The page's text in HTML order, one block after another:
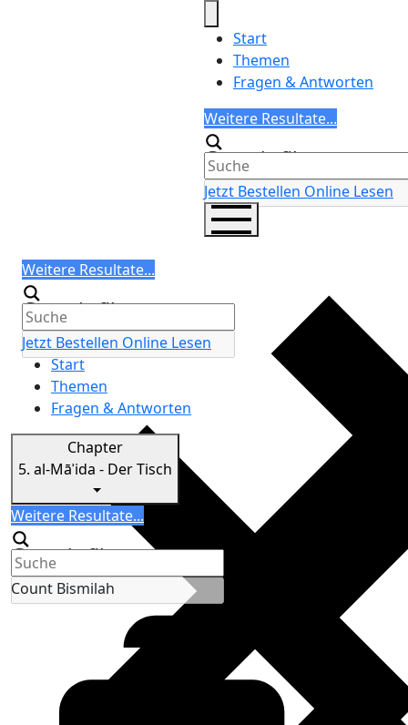
Start
Themen
Fragen & Antworten
Search
Weitere Resultate...
Generic filters
Jetzt Bestellen Online Lesen
Search
Weitere Resultate...
Generic filters
Jetzt Bestellen Online Lesen
Start
Themen
Fragen & Antworten
Chapter
5. al-Māʾida - Der Tisch
Search
Weitere Resultate...
Generic filters
Count Bismilah